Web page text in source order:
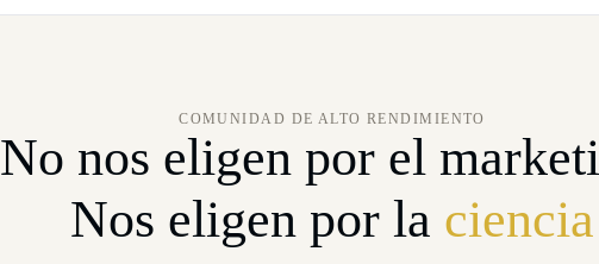
COMUNIDAD DE ALTO RENDIMIENTO
No nos eligen por el
Nos eligen por la ciencia